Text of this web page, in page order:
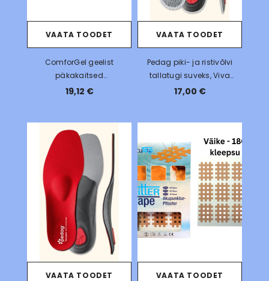
VAATA TOODET
ComforGel geelist
päkakaitsed
varbakinnitusega, 1 paar, 2
19,12 €
VAATA TOODET
Pedag piki- ja ristivõlvi
tallatugi suveks, Viva
Summer
17,00 €
VAATA TOODET VAATA TOODET